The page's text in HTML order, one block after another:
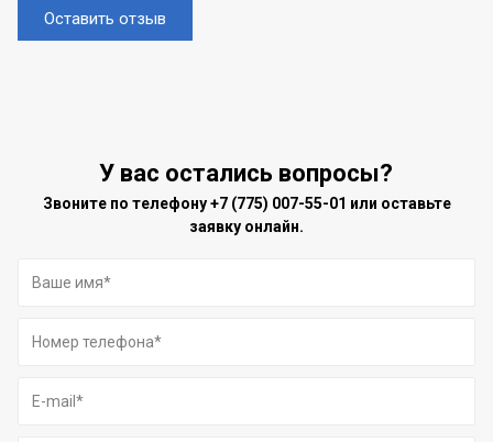
Оставить отзыв
У вас остались вопросы?
Звоните по телефону+7 (775) 007-55-01 или оставьте
заявку онлайн.